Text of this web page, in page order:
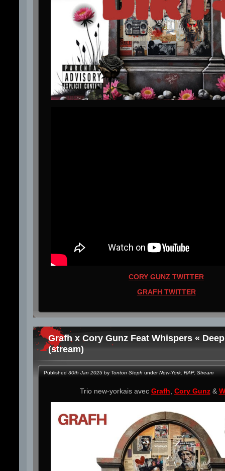
CORY GUNZ TWITTER
GRAFH TWITTER
Grafh x Cory Gunz Feat Whispers «
(stream)
Published 30th Jan 2025 by Tonton Steph underNew-York RAP, Stream
Trio new-yorkais avec Grafh Cory Gunz&